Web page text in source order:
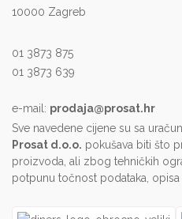
10000 Zagreb
01 3873 875
01 3873 639
e-mail: prodaja@prosat.hr
Sve navedene cijene su sa
Prosat d.o.o. pokušava biti što
proizvoda, ali zbog tehničkih
potpunu točnost podataka,